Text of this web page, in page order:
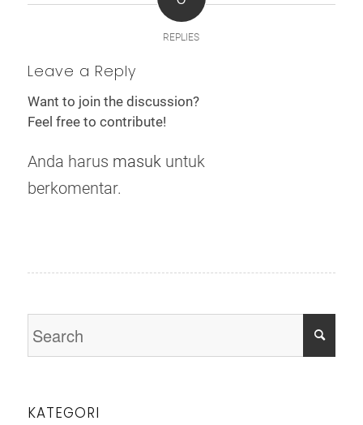
REPLIES
Leave a Reply
Want to join the discussion?
Feel free to contribute!
Anda harus masukuntuk
berkomentar.
KATEGORI